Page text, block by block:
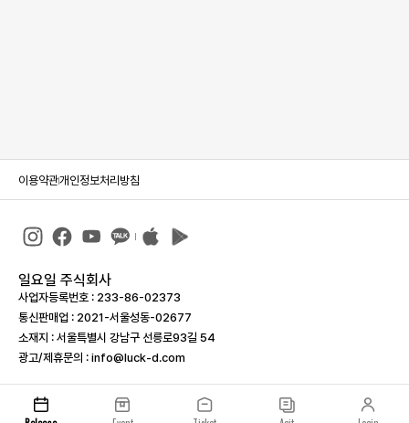
이용약관개인정보처리방침
일요일 주식회사
사업자등록번호 : 233-86-023­73
통신판매업 : 2021-서울성동-02677
소재지 : 서울특별시 강남구 선릉로93길 54
광고/제휴문의 : info@luck-d.com